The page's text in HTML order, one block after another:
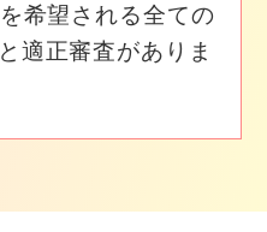
希望される全ての
適正審査がありま